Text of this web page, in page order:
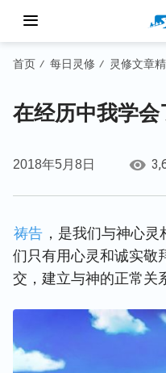
首页 / 每日灵修 / 灵修文章
在经历中我学
2018年5月8日
祷告 ，是我们与神心
们只有用心灵和诚实敬
交，建立与神的正常关